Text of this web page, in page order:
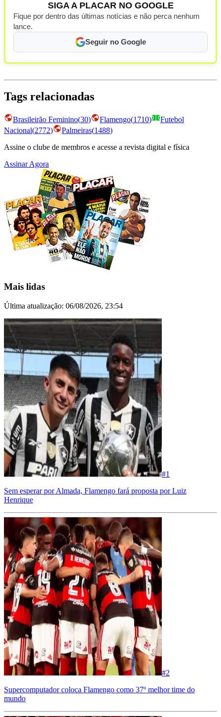
SIGA A PLACAR NO GOOGLE
Fique por dentro das últimas notícias e não perca nenhum
lance.
Seguir no Google
Tags relacionadas
Brasileirão Feminino(30) Flamengo(1710)
Futebol
Nacional(2772) Palmeiras(1488)
Assine o clube de membros e acesse a revista digital e física
Assinar Agora
Mais lidas
Última atualização: 06/08/2026, 23:54
#1
Sem esperar por Almada, Flamengo fará proposta por Luiz
Henrique
#2
Supercomputador coloca Flamengo como 37º melhor time do
mundo